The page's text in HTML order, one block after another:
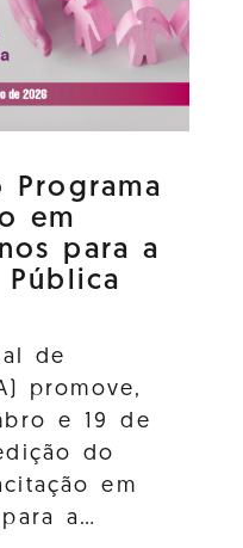
Programa
em
para a
de
promove,
e 19 de
do
em
a…